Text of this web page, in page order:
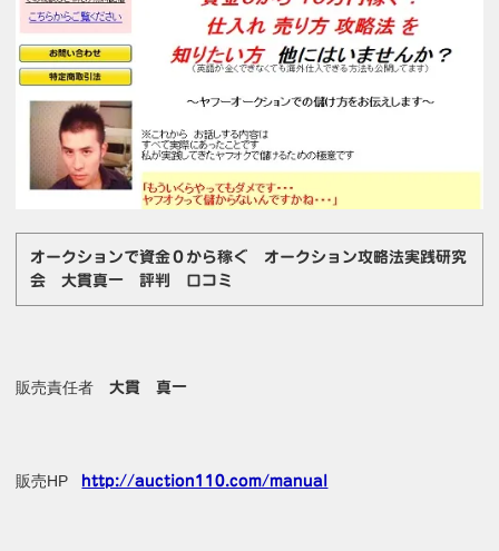
オークションで資金０から稼ぐ オークション攻略法実践研究
会 大貫真一 評判 口コミ
販売責任者大貫 真一
販売HP http://auction110.com/manual